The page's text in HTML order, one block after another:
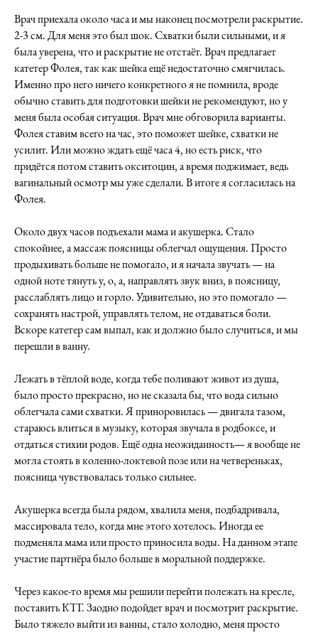
Врач приехала около часа и мы наконец посмотрели раскрытие.
2-3 см. Для меня это был шок. Схватки были сильными, и я
была уверена, что и раскрытие не отстаёт. Врач предлагает
катетер Фолея, так как шейка ещё недостаточно смягчилась.
Именно про него ничего конкретного я не помнила, вроде
обычно ставить для подготовки шейки не рекомендуют, но у
меня была особая ситуация. Врач мне обговорила варианты.
Фолея ставим всего на час, это поможет шейке, схватки не
усилит. Или можно ждать ещё часа 4, но есть риск, что
придётся потом ставить окситоцин, а время поджимает, ведь
вагинальный осмотр мы уже сделали. В итоге я согласилась на
Фолея.
Около двух часов подъехали мама и акушерка. Стало
спокойнее, а массаж поясницы облегчал ощущения. Просто
продыхивать больше не помогало, и я начала звучать — на
одной ноте тянуть у, о, а, направлять звук вниз, в поясницу,
расслаблять лицо и горло. Удивительно, но это помогало —
сохранять настрой, управлять телом, не отдаваться боли.
Вскоре катетер сам выпал, как и должно было случиться, и мы
перешли в ванну.
Лежать в тёплой воде, когда тебе поливают живот из душа,
было просто прекрасно, но не сказала бы, что вода сильно
облегчала сами схватки. Я приноровилась — двигала тазом,
стараюсь влиться в музыку, которая звучала в родбоксе, и
отдаться стихии родов. Ещё одна неожиданность— я вообще не
могла стоять в коленно-локтевой позе или на четвереньках,
поясница чувствовалась только сильнее.
Акушерка всегда была рядом, хвалила меня, подбадривала,
массировала тело, когда мне этого хотелось. Иногда ее
подменяла мама или просто приносила воды. На данном этапе
участие партнёра было больше в моральной поддержке.
Через какое-то время мы решили перейти полежать на кресле,
поставить КТГ. Заодно подойдет врач и посмотрит раскрытие.
Было тяжело выйти из ванны, стало холодно, меня просто